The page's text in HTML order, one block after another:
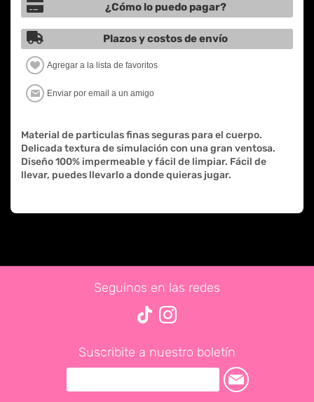
¿Cómo lo puedo pagar?
Plazos y costos de envío
Material de particulas finas seguras para el cuerpo.
Delicada textura de simulación con una gran ventosa.
Diseño 100% impermeable y fácil de limpiar. Fácil de
llevar, puedes llevarlo a donde quieras jugar.
Seguinos en las redes
Suscribite a nuestro boletín